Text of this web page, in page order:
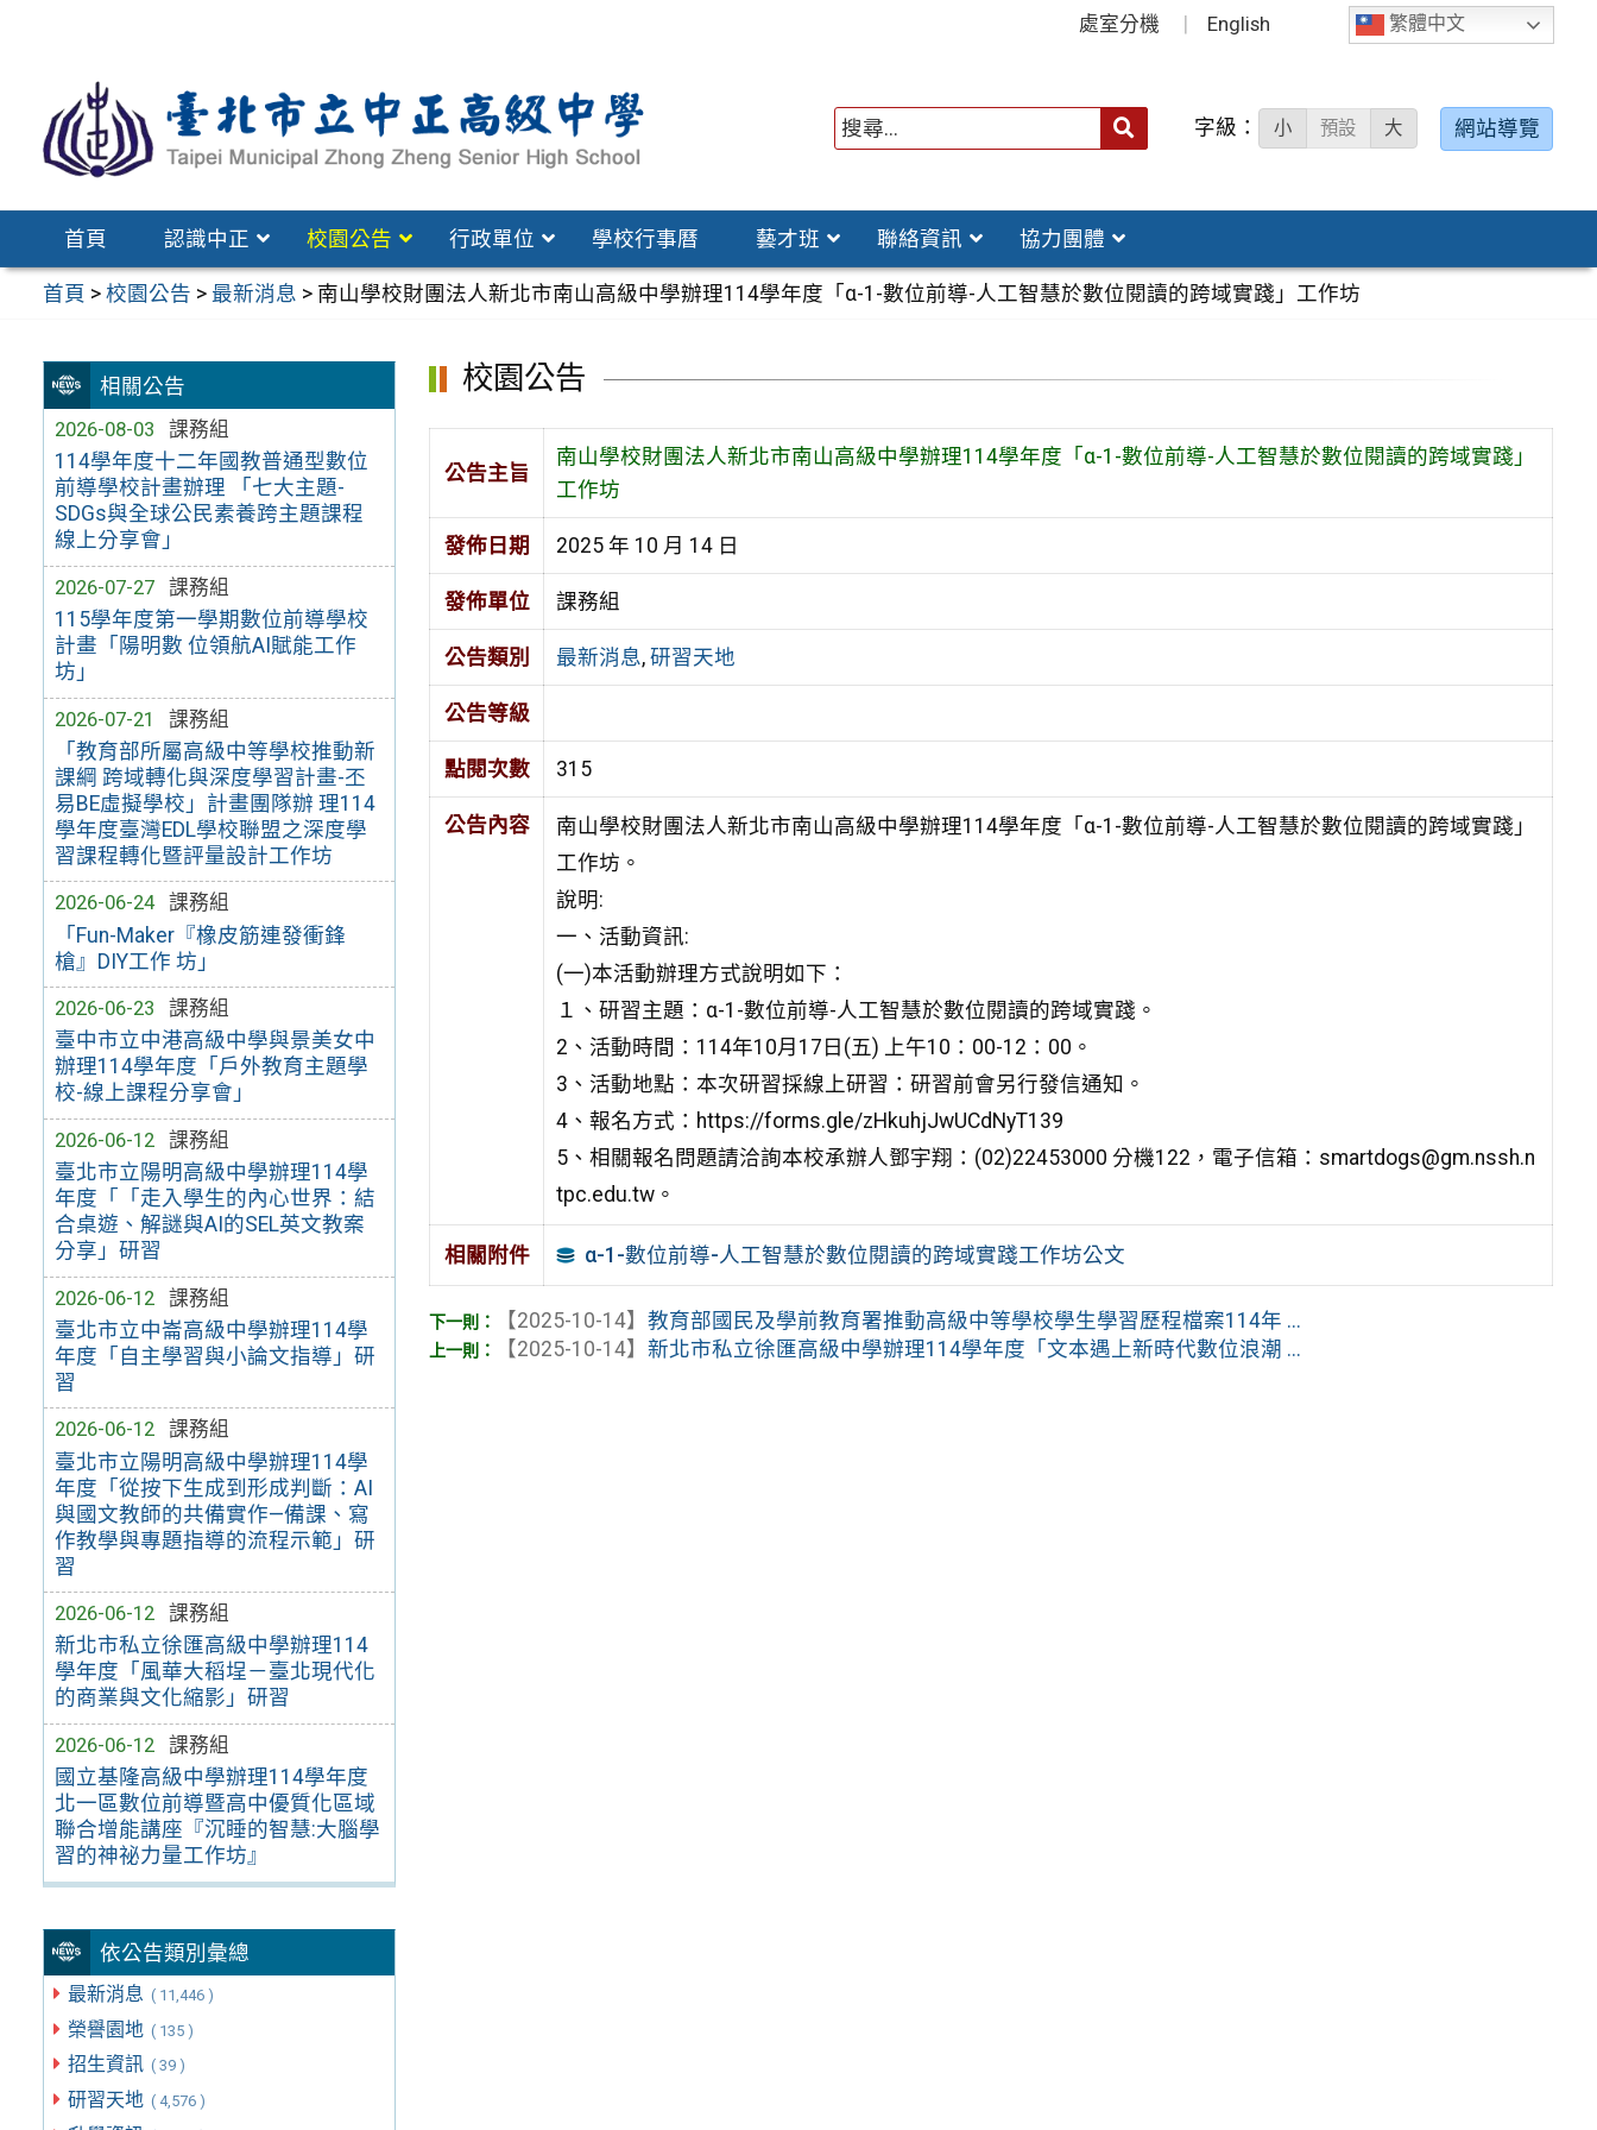
區
繁體中文
處室分機 English
字級： 小 預設 大 網站導覽
首頁 認識中正 校園公告 行政單位 學校行事曆 藝才班 聯絡資訊 協力團體
首頁 >校園公告 > 最新消息 > 南山學校財團法人新北市南山高級中學辦理114學年度「α-1-數位前導-人工智慧於數位閱讀的跨域實踐」工作坊
相關公告
2026-08-03
課務組
114學年度十二年國教普通型數位
前導學校計畫辦理 「七大主題-
SDGs與全球公民素養跨主題課程
線上分享會」
2026-07-27
課務組
115學年度第一學期數位前導學校
計畫「陽明數 位領航AI賦能工作
坊」
2026-07-21
課務組
「教育部所屬高級中等學校推動新
課綱 跨域轉化與深度學習計畫-丕
易BE虛擬學校」計畫團隊辦 理114
學年度臺灣EDL學校聯盟之深度學
習課程轉化暨評量設計工作坊
2026-06-24
課務組
「Fun-Maker『橡皮筋連發衝鋒
槍』DIY工作 坊」
2026-06-23
課務組
臺中市立中港高級中學與景美女中
辦理114學年度「戶外教育主題學
校-線上課程分享會」
2026-06-12
課務組
臺北市立陽明高級中學辦理114學
年度「「走入學生的內心世界：結
合桌遊、解謎與AI的SEL英文教案
分享」研習
2026-06-12
課務組
臺北市立中崙高級中學辦理114學
年度「自主學習與小論文指導」研
習
2026-06-12
課務組
臺北市立陽明高級中學辦理114學
年度「從按下生成到形成判斷：AI
與國文教師的共備實作—備課、寫
作教學與專題指導的流程示範」研
習
2026-06-12
課務組
新北市私立徐匯高級中學辦理114
學年度「風華大稻埕－臺北現代化
的商業與文化縮影」研習
2026-06-12
課務組
國立基隆高級中學辦理114學年度
北一區數位前導暨高中優質化區域
聯合增能講座『沉睡的智慧:大腦學
習的神祕力量工作坊』
依公告類別彙總
最新消息 ( 11,446 )
榮譽園地 ( 135 )
招生資訊 ( 39 )
研習天地 ( 4,576 )
校園公告
公告主旨
南山學校財團法人新北市南山高級中學辦理114學年度「α-1-數位前導-人工智慧於數位閱讀的跨域實踐」
工作坊
發佈日期 2025 年 10 月 14 日
發佈單位 課務組
公告類別 最新消息, 研習天地
公告等級
點閱次數 315
公告內容
南山學校財團法人新北市南山高級中學辦理114學年度「α-1-數位前導-人工智慧於數位閱讀的跨域實踐」
工作坊。
說明:
一、活動資訊:
(一)本活動辦理方式說明如下：
１、研習主題：α-1-數位前導-人工智慧於數位閱讀的跨域實踐。
2、活動時間：114年10月17日(五) 上午10：00-12：00。
3、活動地點：本次研習採線上研習：研習前會另行發信通知。
4、報名方式：https://forms.gle/zHkuhjJwUCdNyT139
5、相關報名問題請洽詢本校承辦人鄧宇翔：(02)22453000 分機122，電子信箱：smartdogs@gm.nssh.n
tpc.edu.tw。
相關附件 α-1-數位前導-人工智慧於數位閱讀的跨域實踐工作坊公文
【2025-10-14】教育部國民及學前教育署推動高級中等學校學生學習歷程檔案114年 ...
【2025-10-14】新北市私立徐匯高級中學辦理114學年度「文本遇上新時代數位浪潮 ...